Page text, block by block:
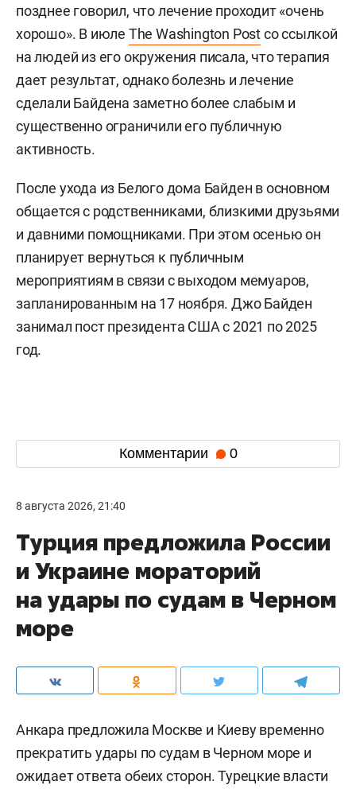
позднее говорил, что лечение проходит «очень
хорошо». В июле The Washington Postсо ссылкой
на людей из его окружения писала, что терапия
дает результат, однако болезнь и лечение
сделали Байдена заметно более слабым и
существенно ограничили его публичную
активность.
После ухода из Белого дома Байден в основном
общается с родственниками, близкими друзьями
и давними помощниками. При этом осенью он
планирует вернуться к публичным
мероприятиям в связи с выходом мемуаров,
запланированным на 17 ноября. Джо Байден
занимал пост президента США с 2021 по 2025
год.
Комментарии 0
8 августа 2026, 21:40
Турция предложила России
и Украине мораторий
на удары по судам в Черном
море
Анкара предложила Москве и Киеву временно
прекратить удары по судам в Черном море и
ожидает ответа обеих сторон. Турецкие власти